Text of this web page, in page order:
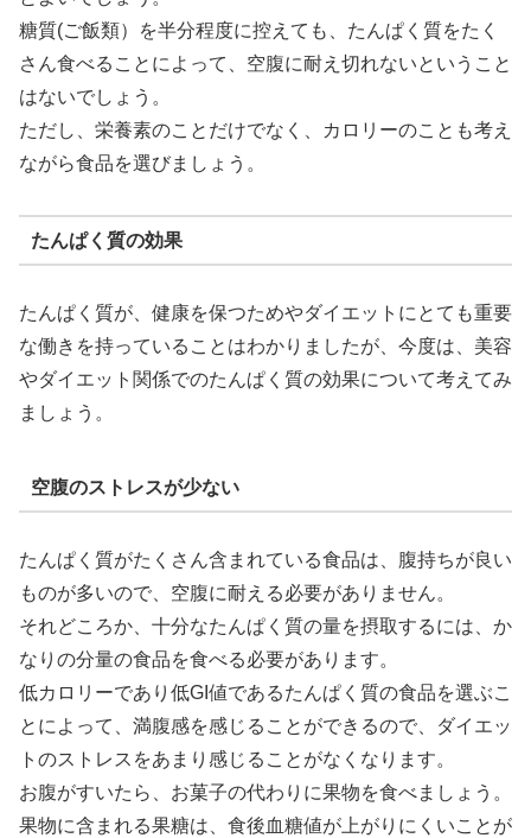
糖質(ご飯類）を半分程度に控えても、たんぱく質をたく
さん食べることによって、空腹に耐え切れないということ
はないでしょう。
ただし、栄養素のことだけでなく、カロリーのことも考え
ながら食品を選びましょう。
たんぱく質の効果
たんぱく質が、健康を保つためやダイエットにとても重要
な働きを持っていることはわかりましたが、今度は、美容
やダイエット関係でのたんぱく質の効果について考えてみ
ましょう。
空腹のストレスが少ない
たんぱく質がたくさん含まれている食品は、腹持ちが良い
ものが多いので、空腹に耐える必要がありません。
それどころか、十分なたんぱく質の量を摂取するには、か
なりの分量の食品を食べる必要があります。
低カロリーであり低GI値であるたんぱく質の食品を選ぶこ
とによって、満腹感を感じることができるので、ダイエッ
トのストレスをあまり感じることがなくなります。
お腹がすいたら、お菓子の代わりに果物を食べましょう。
果物に含まれる果糖は、食後血糖値が上がりにくいことが